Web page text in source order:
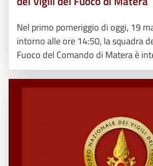
Nel primo pomeriggio di oggi, 19
intorno alle ore 14:50, la squadra
Fuoco del Comando di Matera è